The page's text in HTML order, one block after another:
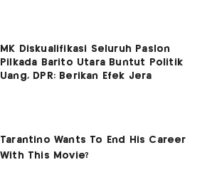
MK Diskualifikasi Seluruh Paslon
Pilkada Barito Utara Buntut Politik
Uang, DPR: Berikan Efek Jera